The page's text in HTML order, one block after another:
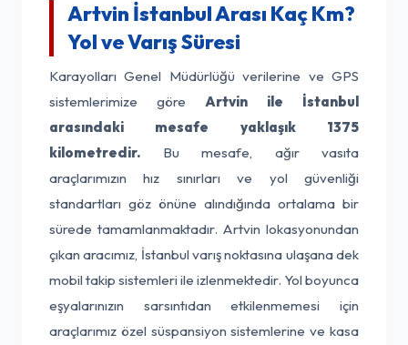
Artvin İstanbul Arası Kaç Km?
Yol ve Varış Süresi
Karayolları Genel Müdürlüğü verilerine ve GPS
sistemlerimize göre Artvin ile İstanbul
arasındaki mesafe yaklaşık 1375
kilometredir. Bu mesafe, ağır vasıta
araçlarımızın hız sınırları ve yol güvenliği
standartları göz önüne alındığında ortalama bir
sürede tamamlanmaktadır. Artvin lokasyonundan
çıkan aracımız, İstanbul varış noktasına ulaşana dek
mobil takip sistemleri ile izlenmektedir. Yol boyunca
eşyalarınızın sarsıntıdan etkilenmemesi için
araçlarımız özel süspansiyon sistemlerine ve kasa